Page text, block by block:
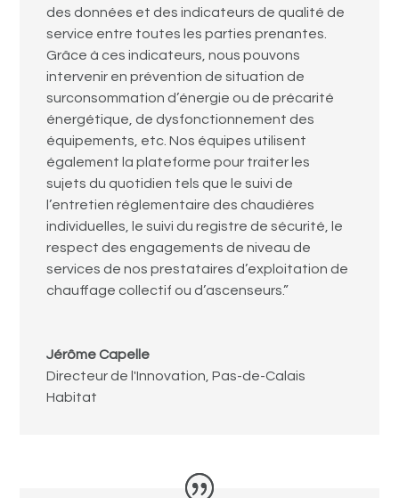
des données et des indicateurs de qualité de
service entre toutes les parties prenantes.
Grâce à ces indicateurs, nous pouvons
intervenir en prévention de situation de
surconsommation d’énergie ou de précarité
énergétique, de dysfonctionnement des
équipements, etc. Nos équipes utilisent
également la plateforme pour traiter les
sujets du quotidien tels que le suivi de
l’entretien réglementaire des chaudières
individuelles, le suivi du registre de sécurité, le
respect des engagements de niveau de
services de nos prestataires d’exploitation de
chauffage collectif ou d’ascenseurs.”
Jérôme Capelle
Directeur de l'Innovation, Pas-de-Calais
Habitat